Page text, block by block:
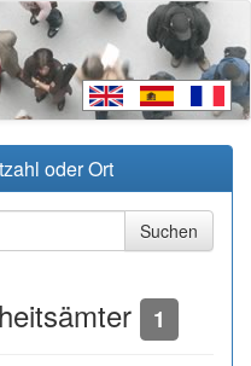
oder Ort
1